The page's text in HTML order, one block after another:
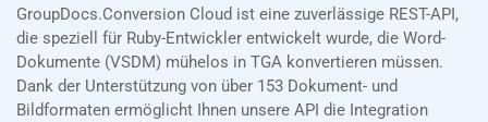
GroupDocs.Conversion Cloud ist eine zuverlässige REST-API,
die speziell für Ruby-Entwickler entwickelt wurde, die Word-
Dokumente (VSDM) mühelos in TGA konvertieren müssen.
Dank der Unterstützung von über 153 Dokument- und
Bildformaten ermöglicht Ihnen unsere API die Integration